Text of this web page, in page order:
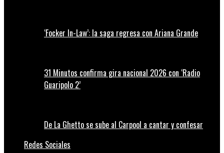
‘Focker In-Law’: la saga regresa con Ariana Grande
31 Minutos confirma gira nacional 2026 con ‘Radio
Guaripolo 2’
De La Ghetto se sube al Carpool a cantar y confesar
Redes Sociales